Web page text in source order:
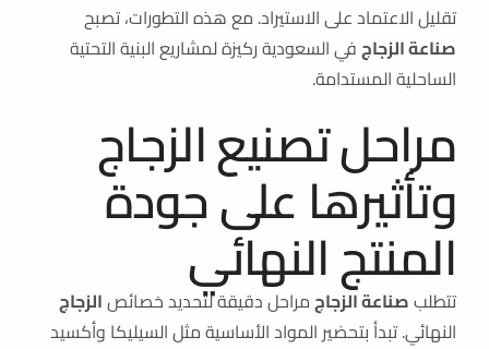
تقليل الاعتماد على الاستيراد. مع هذه التطورات، تصبح
صناعة الزجاجفي السعودية ركيزة لمشاريع البنية التحتية
الساحلية المستدامة.
مراحل تصنيع الزجاج
وتأثيرها على جودة
المنتج النهائي
تتطلبصناعة الزجاجمراحل دقيقة لتحديد خصائصالزجاج
النهائي. تبدأ بتحضير المواد الأساسية مثل السيليكا وأكسيد